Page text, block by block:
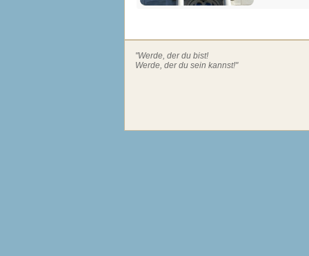
"Werde, der du bist!
Werde, der du sein kannst!"